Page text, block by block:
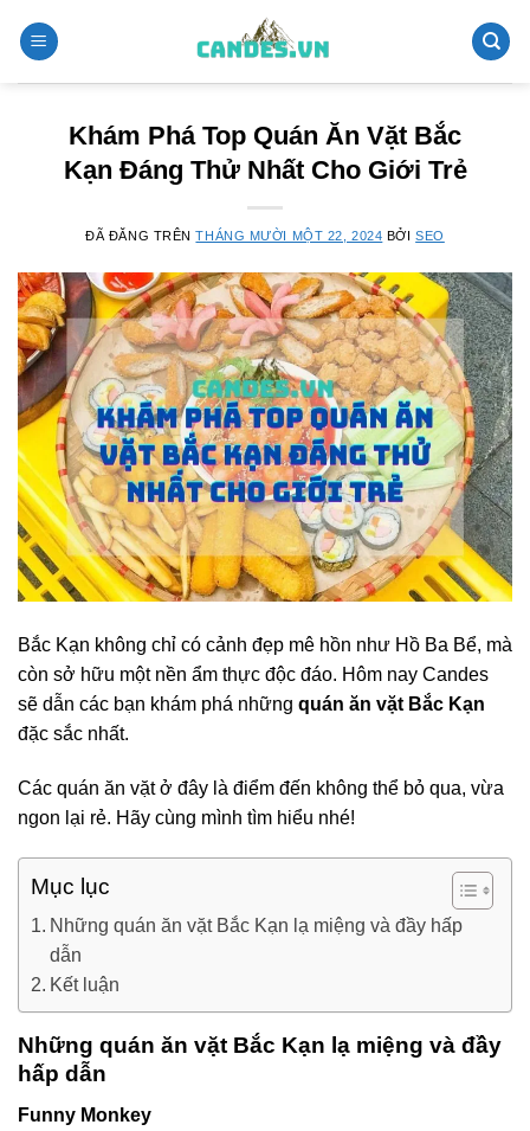
đến
Khám Phá Top Quán Ăn Vặt Bắc
Kạn Đáng Thử Nhất Cho Giới Trẻ
ĐÃ ĐĂNG TRÊNTHÁNG MƯỜI MỘT 22, 2024 BỞISEO
Bắc Kạn không chỉ có cảnh đẹp mê hồn như Hồ Ba Bể, mà
còn sở hữu một nền ẩm thực độc đáo. Hôm nay Candes
sẽ dẫn các bạn khám phá những quán ăn vặt Bắc Kạn
đặc sắc nhất.
Các quán ăn vặt ở đây là điểm đến không thể bỏ qua, vừa
ngon lại rẻ. Hãy cùng mình tìm hiểu nhé!
Mục lục
Những quán ăn vặt Bắc Kạn lạ miệng và đầy hấp
dẫn
Kết luận
Những quán ăn vặt Bắc Kạn lạ miệng và đầy
hấp dẫn
Funny Monkey